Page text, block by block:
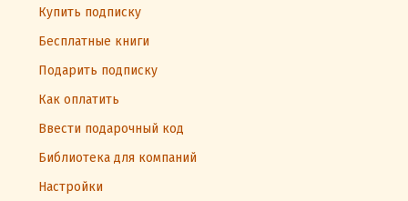
Купить подписку
Бесплатные книги
Подарить подписку
Как оплатить
Ввести подарочный код
Библиотека для компаний
Настройки